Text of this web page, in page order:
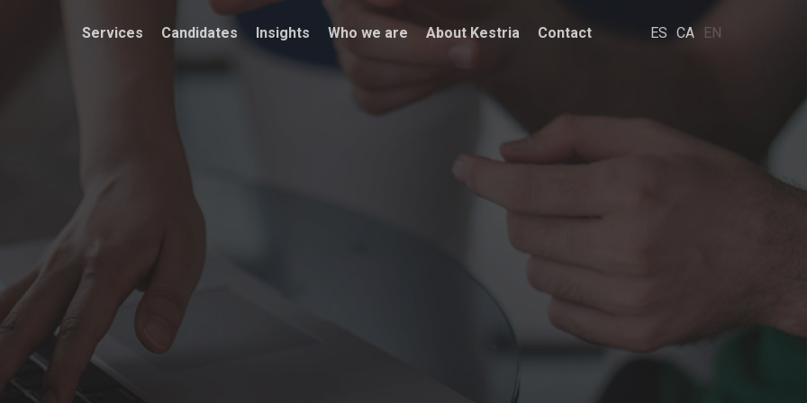
Services Candidates Insights Who we are About Kestria Contact ES CA EN